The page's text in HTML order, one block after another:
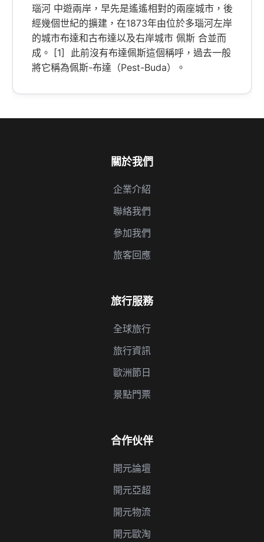
瑙河 中遊兩岸，早先是遙遙相對的兩座城市，後
經幾個世紀的擴建，在1873年由位於多瑙河左岸
的城市布達和古布達以及右岸城市 佩斯 合並而
成。 [1] 此前沒有布達佩斯這個稱呼，過去一般
將它稱為佩斯-布達（Pest-Buda）。
關於我們
企業介紹
聯絡我們
參加我們
旅客回應
旅行服務
全球旅行
旅行資訊
歐洲節日
景點門票
合作伙伴
開元論壇
開元亞超
開元物流
開元歐淘